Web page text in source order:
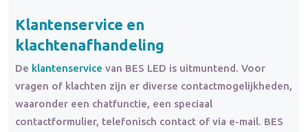
Klantenservice en
klachtenafhandeling
De klantenservice van BES LED is uitmuntend. Voor
vragen of klachten zijn er diverse contactmogelijkheden,
waaronder een chatfunctie, een speciaal
contactformulier, telefonisch contact of via e-mail. BES